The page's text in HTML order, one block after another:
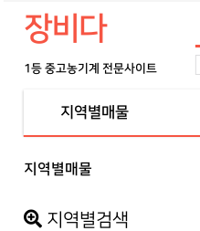
장비다
1등 중고농기계 전문사이트
지역별매물
지역별매물
지역별검색